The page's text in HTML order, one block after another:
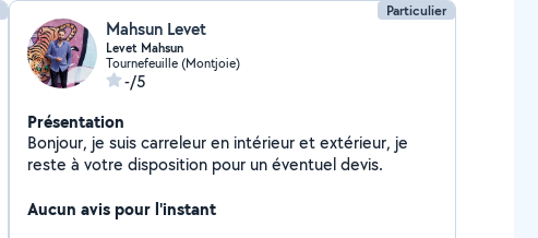
Particulier
Mahsun Levet
Levet Mahsun
Tournefeuille (Montjoie)
-/5
Présentation
Bonjour, je suis carreleur en intérieur et extérieur, je
reste à votre disposition pour un éventuel devis.
Aucun avis pour l'instant